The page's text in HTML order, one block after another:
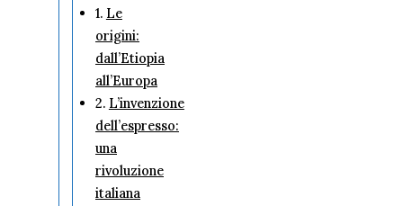
Le
origini:
dall’Etiopia
all’Europa
L’invenzione
dell’espresso:
una
rivoluzione
italiana